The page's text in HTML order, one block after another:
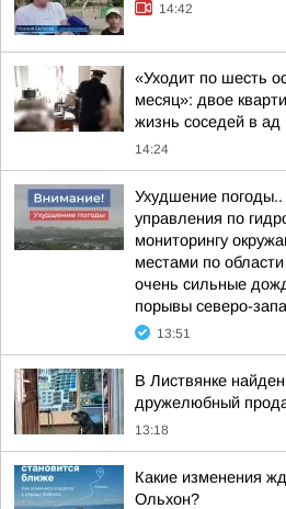
14:42
«Уходит по шесть
месяц»: двое
жизнь соседей в
14:24
Ухудшение
управления по
мониторингу
местами по
очень сильные
порывы северо-
13:51
В Листвянке
дружелюбный
13:18
Какие изменения
Ольхон?